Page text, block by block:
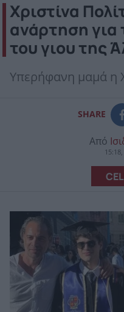
Χριστίνα
ανάρτηση
του γιου της
Υπερήφανη μαμά η
SHARE
Από